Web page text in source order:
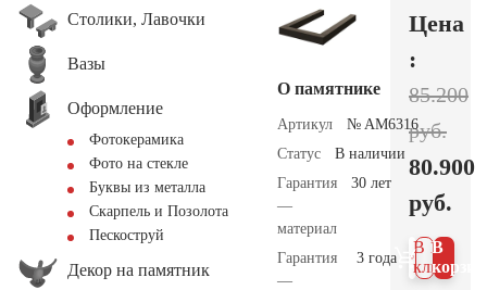
Столики, Лавочки
Вазы
Оформление
Фотокерамика
Фото на стекле
Буквы из металла
Скарпель и Позолота
Пескоструй
Декор на памятник
О памятнике
Артикул
№ AM6316
Статус
В наличии
Гарантия
—
материал
30 лет
Гарантия
—
3 года
Цена
:
85.200
руб.
80.900
руб.
В
В 1
клик